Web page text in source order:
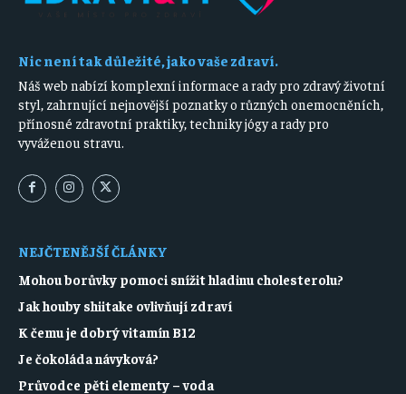
Nic není tak důležité, jako vaše zdraví.
Náš web nabízí komplexní informace a rady pro zdravý životní
styl, zahrnující nejnovější poznatky o různých onemocněních,
přínosné zdravotní praktiky, techniky jógy a rady pro
vyváženou stravu.
NEJČTENĚJŠÍ ČLÁNKY
Mohou borůvky pomoci snížit hladinu cholesterolu?
Jak houby shiitake ovlivňují zdraví
K čemu je dobrý vitamín B12
Je čokoláda návyková?
Průvodce pěti elementy – voda